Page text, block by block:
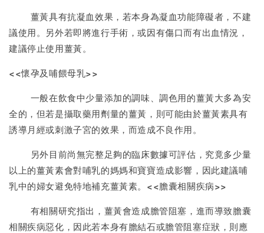
薑黃具有抗凝血效果，若本身為凝血功能障礙者，不建
議使用。另外若即將進行手術，或因有傷口而有出血情況，
建議停止使用薑黃。
<<懷孕及哺餵母乳>>
一般在飲食中少量添加的調味、調色用的薑黃大多為安
全的，但若是攝取藥用劑量的薑黃，則可能由於薑黃素具有
誘導月經或刺激子宮的效果，而造成不良作用。
另外目前尚無完整足夠的臨床數據可評估，究竟多少量
以上的薑黃素會對哺乳的媽媽和寶寶造成影響，因此建議哺
乳中的婦女避免特地補充薑黃素。<<膽囊相關疾病>>
有相關研究指出，薑黃會造成膽管阻塞，進而導致膽囊
相關疾病惡化，因此若本身有膽結石或膽管阻塞症狀，則應